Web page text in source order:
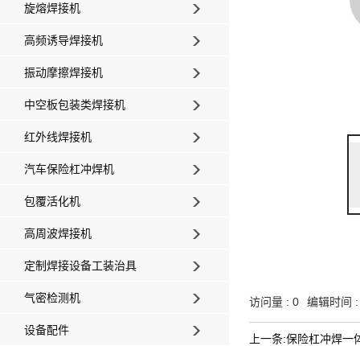
旋熔焊接机
高频诱导焊接机
振动摩擦焊接机
中空板包装类焊接机
红外线焊接机
汽车保险杠冲焊机
包覆活化机
高周波焊接机
定制焊接设备工装治具
气密检测机
设备配件
访问量 : 0 编辑时间
上一条:保险杠冲焊一